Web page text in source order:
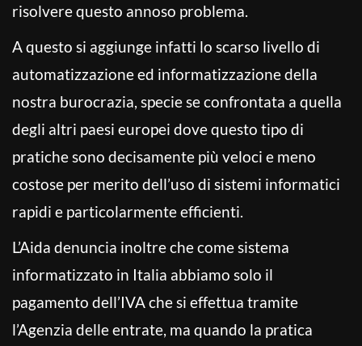
risolvere questo annoso problema.
A questo si aggiunge infatti lo scarso livello di
automatizzazione ed informatizzazione della
nostra burocrazia, specie se confrontata a quella
degli altri paesi europei dove questo tipo di
pratiche sono decisamente più veloci e meno
costose per merito dell’uso di sistemi informatici
rapidi e particolarmente efficienti.
L’Aida denuncia inoltre che come sistema
informatizzato in Italia abbiamo solo il
pagamento dell’IVA che si effettua tramite
l’Agenzia delle entrate, ma quando la pratica